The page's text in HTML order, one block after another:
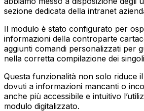
sezione dedicata della intranet
Il modulo è stato configurato per
informazioni della controparte
aggiunti comandi personalizzati per
nella corretta compilazione dei
Questa funzionalità non solo riduce
dovuti a informazioni mancanti o
anche più accessibile e intuitivo
modulo digitalizzato.